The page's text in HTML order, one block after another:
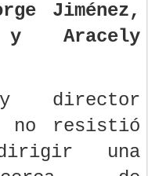
Jiménez,
y Aracely
director
no resistió
una